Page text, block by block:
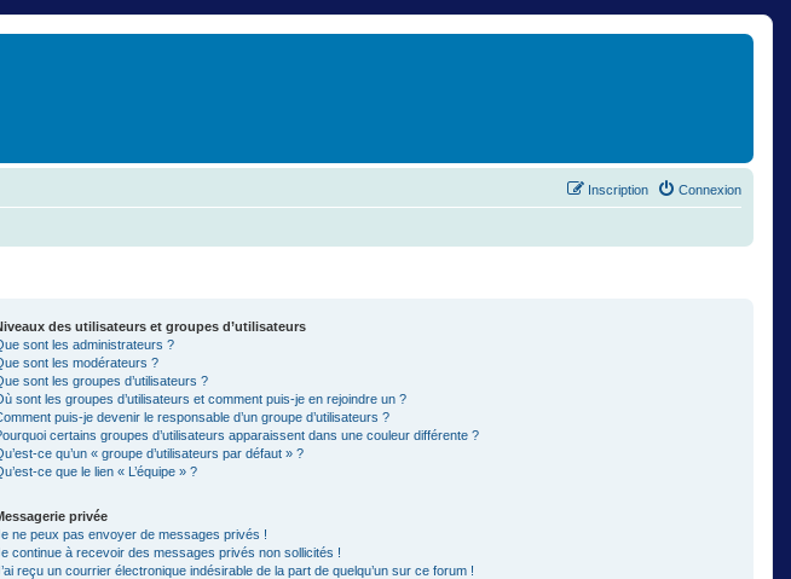
Connexion
Inscription
des utilisateurs et groupes d’utilisateurs
sont les administrateurs ?
sont les modérateurs ?
sont les groupes d’utilisateurs ?
sont les groupes d’utilisateurs et comment puis-je en rejoindre un ?
puis-je devenir le responsable d’un groupe d’utilisateurs ?
certains groupes d’utilisateurs apparaissent dans une couleur différente ?
ce qu’un « groupe d’utilisateurs par défaut » ?
ce que le lien « L’équipe » ?
privée
ne peux pas envoyer de messages privés !
continue à recevoir des messages privés non sollicités !
reçu un courrier électronique indésirable de la part de quelqu’un sur ce forum !